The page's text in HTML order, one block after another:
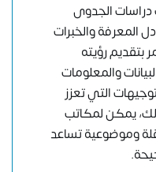
الجدوى
المعرفة والخبرات
بتقديم رؤيته
والمعلومات
التي تعزز
يمكن لمكاتب
وموضوعية تساعد